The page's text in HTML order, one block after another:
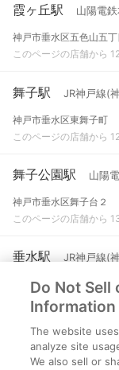
霞ヶ丘駅 山陽電
神戸市垂水区五色山五丁
このページの店舗から
舞子駅 JR神戸線(
神戸市垂水区東舞子町
このページの店舗から
舞子公園駅 山陽
神戸市垂水区舞子台２
このページの店舗から
垂水駅 JR神戸線(
神戸市垂水区神田町
このページの店舗から
山陽垂水駅 山陽
神戸市垂水区神田町１-
Do Not Sell
Information
The website
analyze site
We also sell or